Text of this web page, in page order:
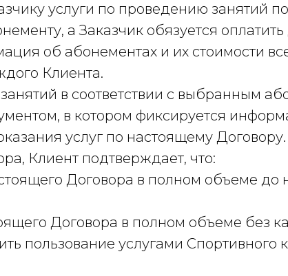
услуги по проведению занятий
а Заказчик обязуется
об абонементах и их стоимости
Клиента.
в соответствии с выбранным
в котором фиксируется
услуг по настоящему Договору.
Клиент подтверждает, что:
Договора в полном объеме до
Договора в полном объеме без
пользование услугами Спортивного